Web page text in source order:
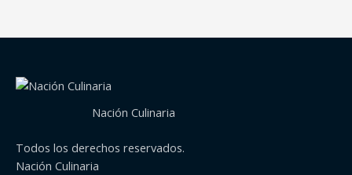
Nación Culinaria
Todos los derechos reservados.
Nación Culinaria